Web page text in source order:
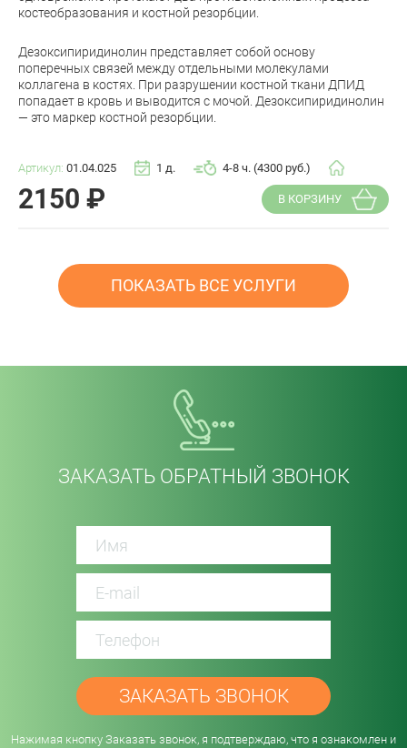
костеобразования и костной резорбции.
Дезоксипиридинолин представляет собой основу
поперечных связей между отдельными молекулами
коллагена в костях. При разрушении костной ткани ДПИД
попадает в кровь и выводится с мочой. Дезоксипиридинолин
— это маркер костной резорбции.
Артикул: 01.04.025 1 д. 4-8 ч. (4300 руб.)
2150 ₽ В КОРЗИНУ
ПОКАЗАТЬ ВСЕ УСЛУГИ
ЗАКАЗАТЬ ОБРАТНЫЙ ЗВОНОК
Нажимая кнопку Заказать звонок, я подтверждаю, что я ознакомлен и